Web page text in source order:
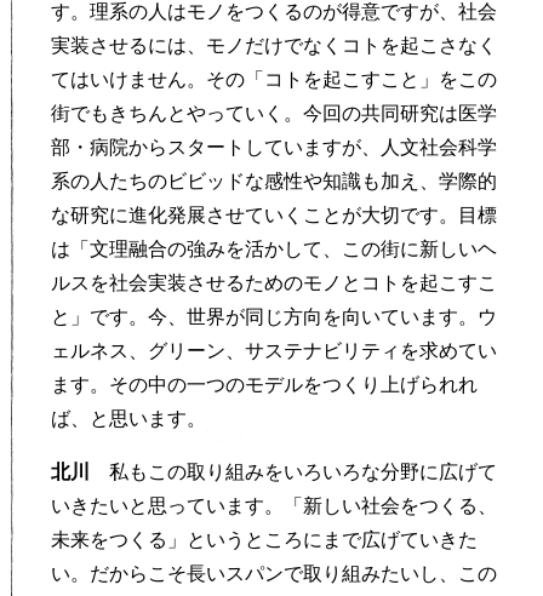
す。理系の人はモノをつくるのが得意ですが、社会
実装させるには、モノだけでなくコトを起こさなく
てはいけません。その「コトを起こすこと」をこの
街でもきちんとやっていく。今回の共同研究は医学
部・病院からスタートしていますが、人文社会科学
系の人たちのビビッドな感性や知識も加え、学際的
な研究に進化発展させていくことが大切です。目標
は「文理融合の強みを活かして、この街に新しいヘ
ルスを社会実装させるためのモノとコトを起こすこ
と」です。今、世界が同じ方向を向いています。ウ
ェルネス、グリーン、サステナビリティを求めてい
ます。その中の一つのモデルをつくり上げられれ
ば、と思います。
北川
私もこの取り組みをいろいろな分野に広げて
いきたいと思っています。「新しい社会をつくる、
未来をつくる」というところにまで広げていきた
い。だからこそ長いスパンで取り組みたいし、この